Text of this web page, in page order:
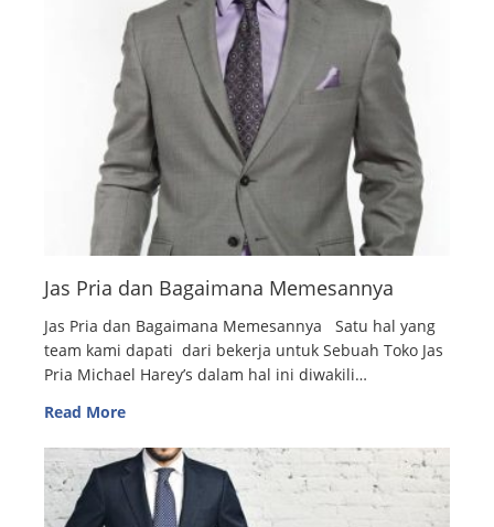
Jas Pria dan Bagaimana Memesannya
Jas Pria dan Bagaimana Memesannya Satu hal yang
team kami dapati dari bekerja untuk Sebuah Toko Jas
Pria Michael Harey’s dalam hal ini diwakili…
Read More